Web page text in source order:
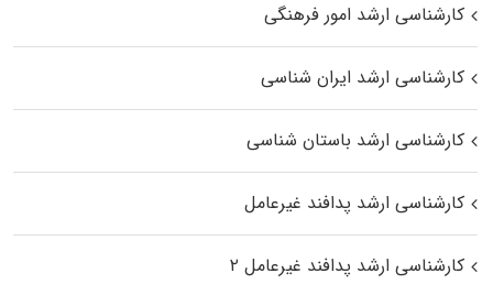
کارشناسی ارشد امور فرهنگی
کارشناسی ارشد ایران شناسی
کارشناسی ارشد باستان شناسی
کارشناسی ارشد پدافند غیرعامل
کارشناسی ارشد پدافند غیرعامل ۲